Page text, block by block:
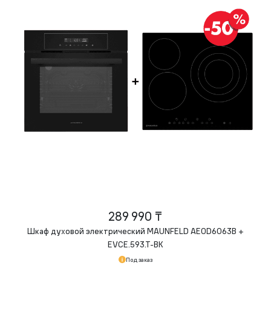
289 990 ₸
Шкаф духовой электрический MAUNFELD AEOD6063B +
EVCE.593.T-BK
Под заказ